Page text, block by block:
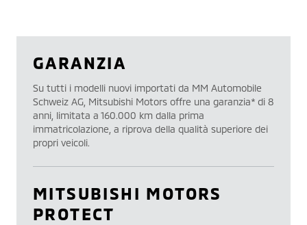
GARANZIA
Su tutti i modelli nuovi importati da MM Automobile
Schweiz AG, Mitsubishi Motors offre una garanzia* di 8
anni, limitata a 160.000 km dalla prima
immatricolazione, a riprova della qualità superiore dei
propri veicoli.
MITSUBISHI MOTORS
PROTECT